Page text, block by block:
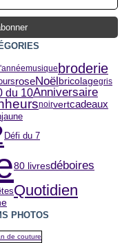
musiquebroderie
roseNoël bricolagegris
du 10Anniversaire
noirvertcadeaux
jaune
Défi du 7
80 livresdéboires
Quotidien
PHOTOS